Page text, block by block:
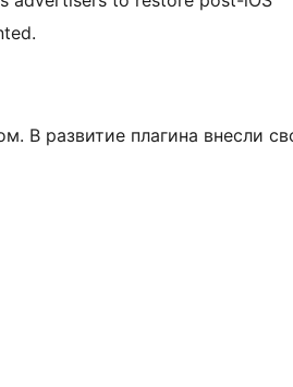
В развитие плагина внесли